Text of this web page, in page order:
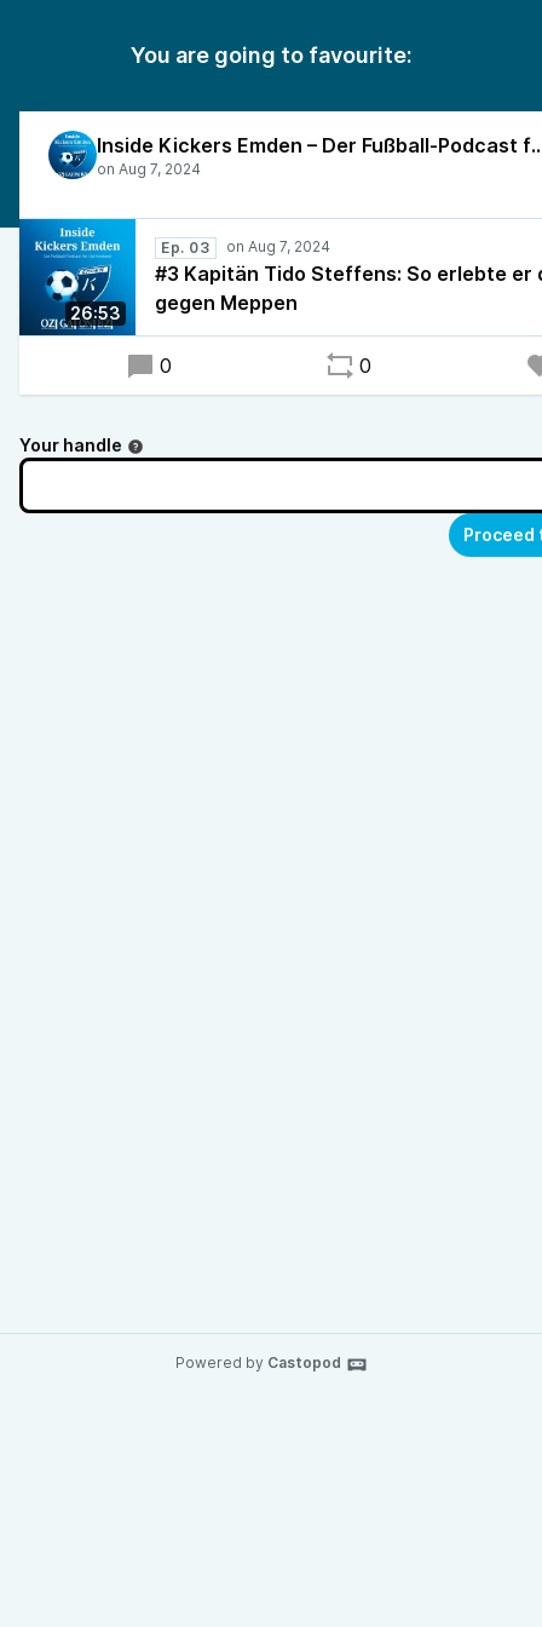
You are going to favourite:
Inside Kickers Emden –
26:53
Ep. 03
#3 Kapitän Tido Steffens: So erlebte er
gegen Meppen
0 0
Your handle
Powered by Castopod